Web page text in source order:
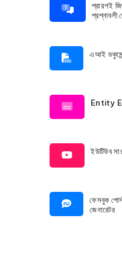
প্রায়শই
প্রশ্নাবলী
এআই
Entity
ইউটিউব
ফেসবুক
জেনারেটর